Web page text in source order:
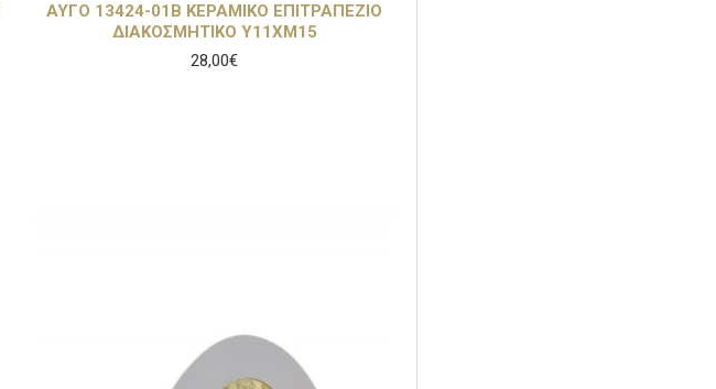
ΑΥΓΟ 13424-01B ΚΕΡΑΜΙΚΟ ΕΠΙΤΡΑΠΕΖΙΟ
ΔΙΑΚΟΣΜΗΤΙΚΟ Υ11ΧΜ15
28,00€